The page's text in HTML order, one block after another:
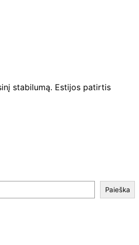
stabilumą. Estijos patirtis
Paieška